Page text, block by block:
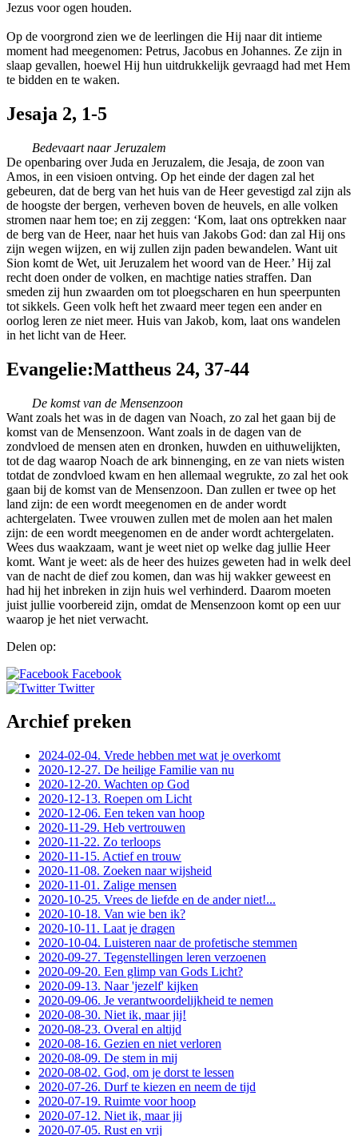
Jezus voor ogen houden.
Op de voorgrond zien we de leerlingen die Hij naar dit intieme
moment had meegenomen: Petrus, Jacobus en Johannes. Ze zijn in
slaap gevallen, hoewel Hij hun uitdrukkelijk gevraagd had met Hem
te bidden en te waken.
Jesaja 2, 1-5
Bedevaart naar Jeruzalem
De openbaring over Juda en Jeruzalem, die Jesaja, de zoon van
Amos, in een visioen ontving. Op het einde der dagen zal het
gebeuren, dat de berg van het huis van de Heer gevestigd zal zijn als
de hoogste der bergen, verheven boven de heuvels, en alle volken
stromen naar hem toe; en zij zeggen: ‘Kom, laat ons optrekken naar
de berg van de Heer, naar het huis van Jakobs God: dan zal Hij ons
zijn wegen wijzen, en wij zullen zijn paden bewandelen. Want uit
Sion komt de Wet, uit Jeruzalem het woord van de Heer.’ Hij zal
recht doen onder de volken, en machtige naties straffen. Dan
smeden zij hun zwaarden om tot ploegscharen en hun speerpunten
tot sikkels. Geen volk heft het zwaard meer tegen een ander en
oorlog leren ze niet meer. Huis van Jakob, kom, laat ons wandelen
in het licht van de Heer.
Evangelie:Mattheus 24, 37-44
De komst van de Mensenzoon
Want zoals het was in de dagen van Noach, zo zal het gaan bij de
komst van de Mensenzoon. Want zoals in de dagen van de
zondvloed de mensen aten en dronken, huwden en uithuwelijkten,
tot de dag waarop Noach de ark binnenging, en ze van niets wisten
totdat de zondvloed kwam en hen allemaal wegrukte, zo zal het ook
gaan bij de komst van de Mensenzoon. Dan zullen er twee op het
land zijn: de een wordt meegenomen en de ander wordt
achtergelaten. Twee vrouwen zullen met de molen aan het malen
zijn: de een wordt meegenomen en de ander wordt achtergelaten.
Wees dus waakzaam, want je weet niet op welke dag jullie Heer
komt. Want je weet: als de heer des huizes geweten had in welk deel
van de nacht de dief zou komen, dan was hij wakker geweest en
had hij het inbreken in zijn huis wel verhinderd. Daarom moeten
juist jullie voorbereid zijn, omdat de Mensenzoon komt op een uur
waarop je het niet verwacht.
Delen op:
Facebook
Twitter
Archief preken
2024-02-04. Vrede hebben met wat je overkomt
2020-12-27. De heilige Familie van nu
2020-12-20. Wachten op God
2020-12-13. Roepen om Licht
2020-12-06. Een teken van hoop
2020-11-29. Heb vertrouwen
2020-11-22. Zo terloops
2020-11-15. Actief en trouw
2020-11-08. Zoeken naar wijsheid
2020-11-01. Zalige mensen
2020-10-25. Vrees de liefde en de ander niet!...
2020-10-18. Van wie ben ik?
2020-10-11. Laat je dragen
2020-10-04. Luisteren naar de profetische stemmen
2020-09-27. Tegenstellingen leren verzoenen
2020-09-20. Een glimp van Gods Licht?
2020-09-13. Naar 'jezelf' kijken
2020-09-06. Je verantwoordelijkheid te nemen
2020-08-30. Niet ik, maar jij!
2020-08-23. Overal en altijd
2020-08-16. Gezien en niet verloren
2020-08-09. De stem in mij
2020-08-02. God, om je dorst te lessen
2020-07-26. Durf te kiezen en neem de tijd
2020-07-19. Ruimte voor hoop
2020-07-12. Niet ik, maar jij
2020-07-05. Rust en vrij